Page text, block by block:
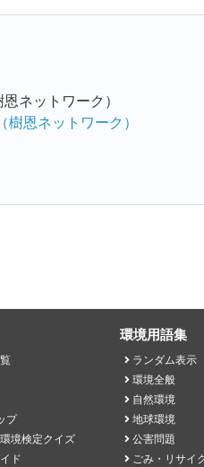
ネットワーク）
樹恩ネットワーク）
プ
境検定クイズ
ド
環境用語集
ランダム表示
環境全般
自然環境
地球環境
公害問題
ごみ・リサイ